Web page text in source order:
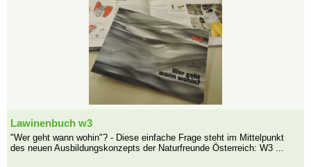
Lawinenbuch w3
"Wer geht wann wohin"? - Diese einfache Frage steht im Mittelpunkt
des neuen Ausbildungskonzepts der Naturfreunde Österreich: W3 ...